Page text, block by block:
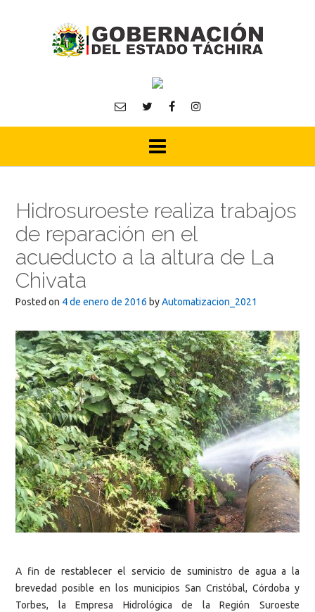
Hidrosuroeste realiza trabajos
de reparación en el
acueducto a la altura de La
Chivata
Posted on 4 de enero de 2016 byAutomatizacion_2021
A fin de restablecer el servicio de suministro de agua a la
brevedad posible en los municipios San Cristóbal, Córdoba y
Torbes, la Empresa Hidrológica de la Región Suroeste